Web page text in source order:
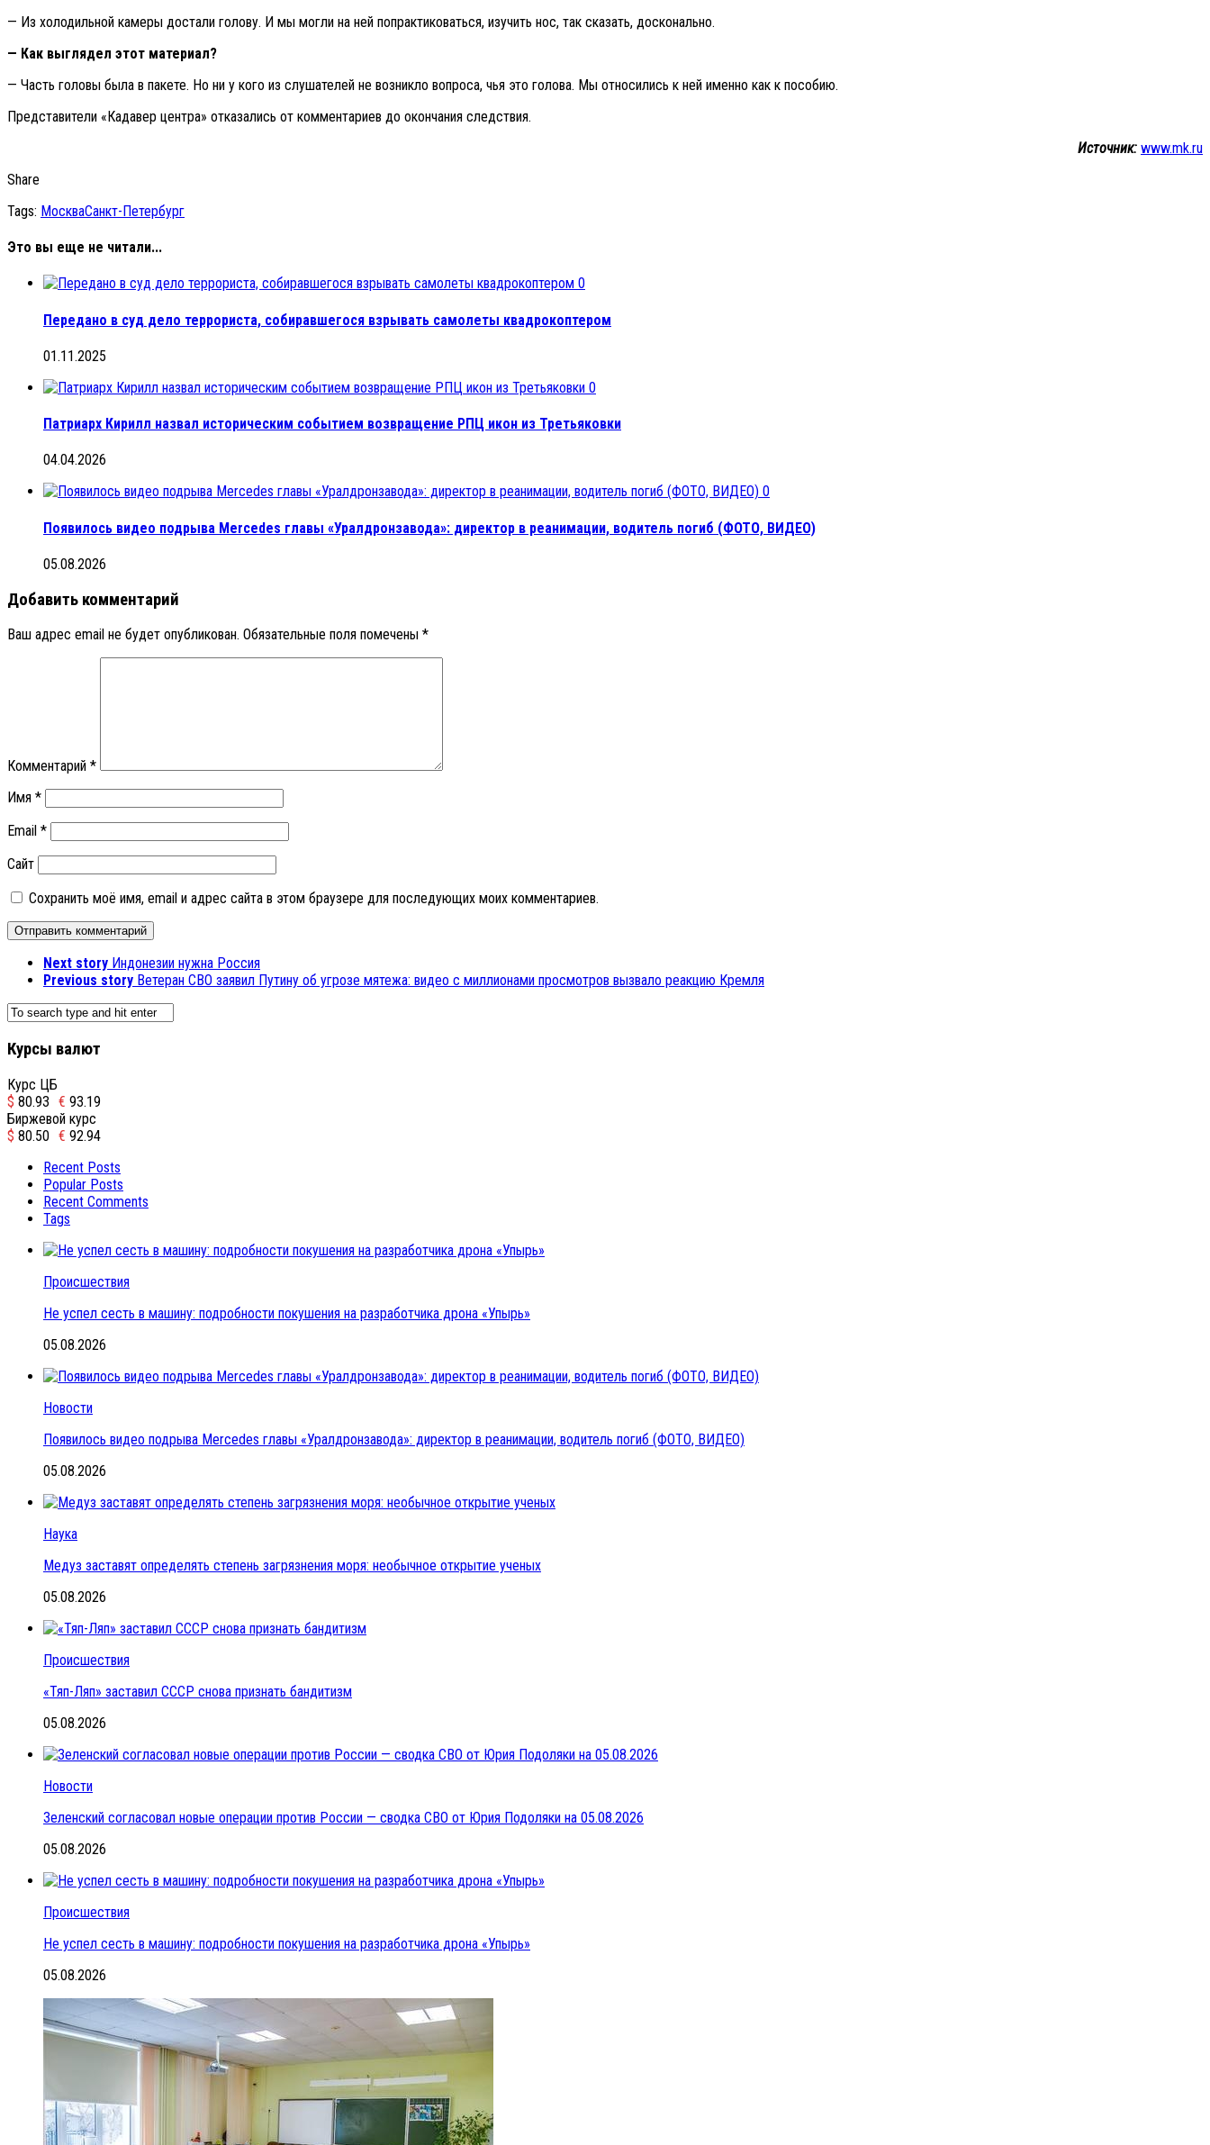
— Из холодильной камеры достали голову. И мы могли на ней попрактиковаться, изучить нос, так сказать, досконально.
— Как выглядел этот материал?
— Часть головы была в пакете. Но ни у кого из слушателей не возникло вопроса, чья это голова. Мы относились к ней именно как к пособию.
Представители «Кадавер центра» отказались от комментариев до окончания следствия.
Источник: www.mk.ru
Share
Tags: МоскваСанкт-Петербург
Это вы еще не читали...
0
Передано в суд дело террориста, собиравшегося взрывать самолеты квадрокоптером
01.11.2025
0
Патриарх Кирилл назвал историческим событием возвращение РПЦ икон из Третьяковки
04.04.2026
0
Появилось видео подрыва Mercedes главы «Уралдронзавода»: директор в реанимации, водитель погиб (ФОТО, ВИДЕО)
05.08.2026
Добавить комментарий
Ваш адрес email не будет опубликован. Обязательные поля помечены *
Комментарий *
Имя *
Email *
Сайт
Сохранить моё имя, email и адрес сайта в этом браузере для последующих моих комментариев.
Next story Индонезии нужна Россия
Previous story Ветеран СВО заявил Путину об угрозе мятежа: видео с миллионами просмотров вызвало реакцию Кремля
Курсы валют
Курс ЦБ
$ 80.93 € 93.19
Биржевой курс
$ 80.50 € 92.94
Recent Posts
Popular Posts
Recent Comments
Tags
Происшествия
Не успел сесть в машину: подробности покушения на разработчика дрона «Упырь»
05.08.2026
Новости
Появилось видео подрыва Mercedes главы «Уралдронзавода»: директор в реанимации, водитель погиб (ФОТО, ВИДЕО)
05.08.2026
Наука
Медуз заставят определять степень загрязнения моря: необычное открытие ученых
05.08.2026
Происшествия
«Тяп-Ляп» заставил СССР снова признать бандитизм
05.08.2026
Новости
Зеленский согласовал новые операции против России — сводка СВО от Юрия Подоляки на 05.08.2026
05.08.2026
Происшествия
Не успел сесть в машину: подробности покушения на разработчика дрона «Упырь»
05.08.2026